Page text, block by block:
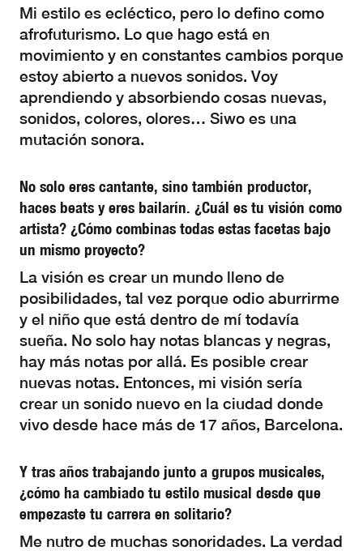
Mi estilo es ecléctico, pero lo defino como
afrofuturismo. Lo que hago está en
movimiento y en constantes cambios porque
estoy abierto a nuevos sonidos. Voy
aprendiendo y absorbiendo cosas nuevas,
sonidos, colores, olores… Siwo es una
mutación sonora.
No solo eres cantante, sino también productor,
haces beats y eres bailarín. ¿Cuál es tu visión como
artista? ¿Cómo combinas todas estas facetas bajo
un mismo proyecto?
La visión es crear un mundo lleno de
posibilidades, tal vez porque odio aburrirme
y el niño que está dentro de mí todavía
sueña. No solo hay notas blancas y negras,
hay más notas por allá. Es posible crear
nuevas notas. Entonces, mi visión sería
crear un sonido nuevo en la ciudad donde
vivo desde hace más de 17 años, Barcelona.
Y tras años trabajando junto a grupos musicales,
¿cómo ha cambiado tu estilo musical desde que
empezaste tu carrera en solitario?
Me nutro de muchas sonoridades. La verdad